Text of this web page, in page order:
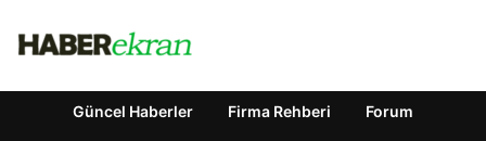
Güncel Haberler Firma Rehberi Forum